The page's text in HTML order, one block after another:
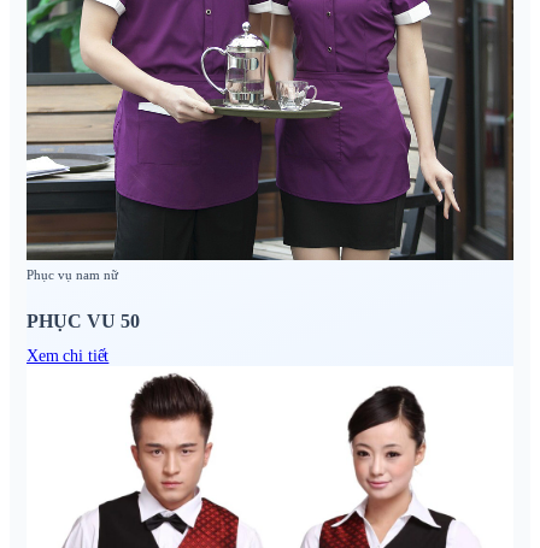
Phục vụ nam nữ
PHỤC VU 50
Xem chi tiết